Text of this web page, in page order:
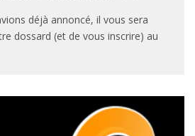
déjà annoncé, il vous sera
dossard (et de vous inscrire) au